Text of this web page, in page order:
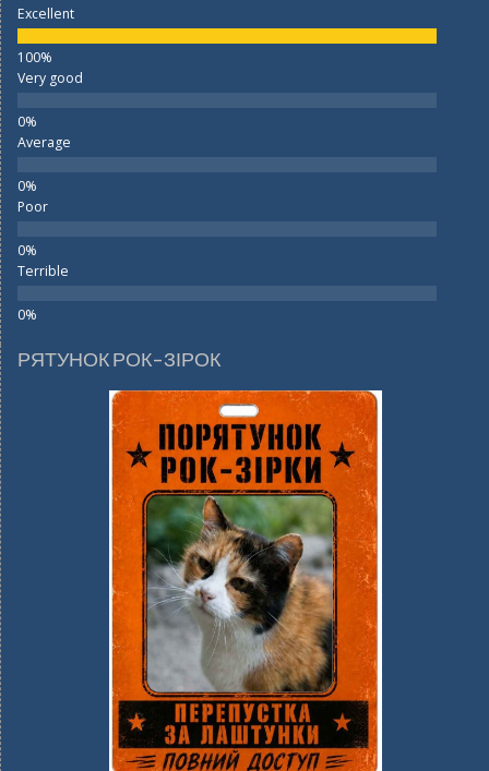
Excellent
Very good
Average
Poor
Terrible
РЯТУНОК РОК-ЗІРОК